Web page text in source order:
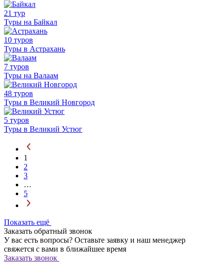
21 тур
Туры на Байкал
10 туров
Туры в Астрахань
7 туров
Туры на Валаам
48 туров
Туры в Великий Новгород
5 туров
Туры в Великий Устюг
1
2
3
…
5
Показать ещё
Заказать обратный звонок
У вас есть вопросы? Оставьте заявку и наш менеджер
свяжется с вами в ближайшее время
Заказать звонок